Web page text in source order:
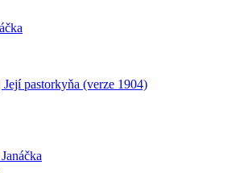
Její pastorkyňa (verze 1904)